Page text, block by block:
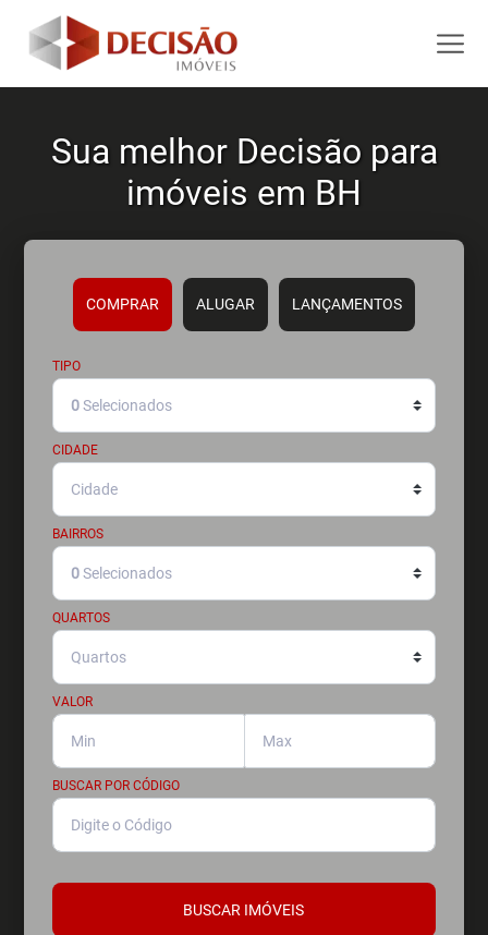
Sua melhor Decisão para
imóveis em BH
COMPRAR ALUGAR LANÇAMENTOS
TIPO
0Selecionados
CIDADE
BAIRROS
0Selecionados
QUARTOS
VALOR
BUSCAR POR CÓDIGO
BUSCAR IMÓVEIS